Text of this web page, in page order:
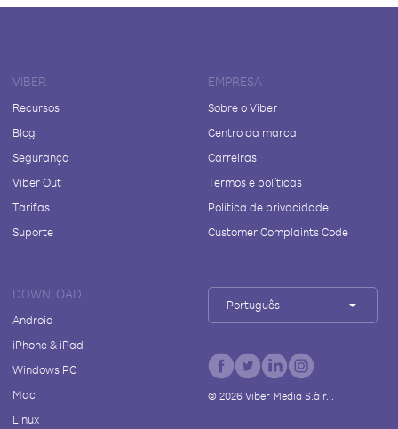
VIBER
Recursos
Blog
Segurança
Viber Out
Tarifas
Suporte
EMPRESA
Sobre o Viber
Centro da marca
Carreiras
Termos e políticas
Política de privacidade
Customer Complaints Code
DOWNLOAD
Android
iPhone & iPad
Windows PC
Mac
Linux
Português
© 2026Viber Media S.à r.l.